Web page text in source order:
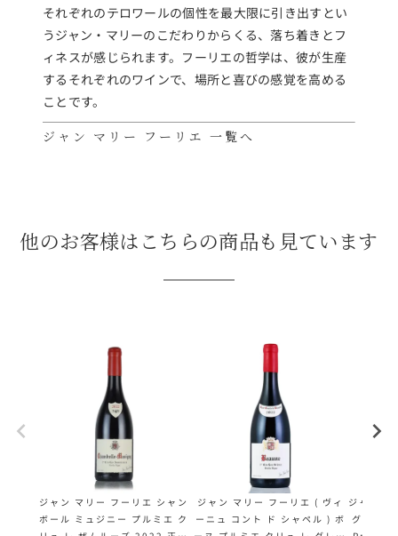
それぞれのテロワールの個性を最大限に引き出すとい
うジャン・マリーのこだわりからくる、落ち着きとフ
ィネスが感じられます。フーリエの哲学は、彼が生産
するそれぞれのワインで、場所と喜びの感覚を高める
ことです。
ジャン マリー フーリエ 一覧へ
他のお客様はこちらの商品も見ています
ジャン マリー フーリエ シャン
ボール ミュジニー プルミエ ク
ジャン マリー フーリエ ( ヴィ
ーニュ コント ド シャペル ) ボ
ジャック
グラン